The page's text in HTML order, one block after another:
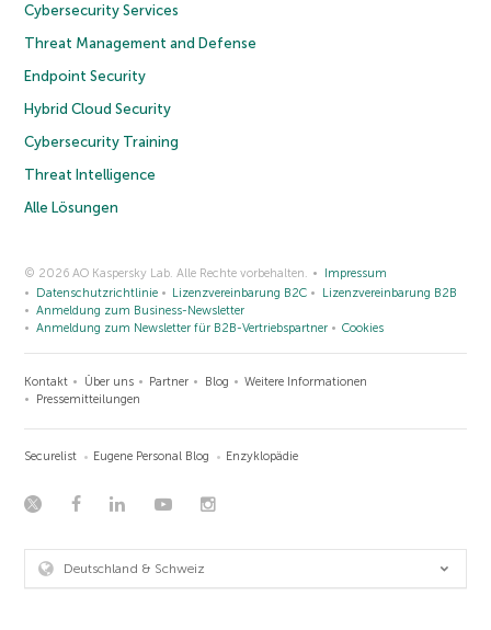
Cybersecurity Services
Threat Management and Defense
Endpoint Security
Hybrid Cloud Security
Cybersecurity Training
Threat Intelligence
Alle Lösungen
© 2026 AO Kaspersky Lab. Alle Rechte vorbehalten.
Impressum
Datenschutzrichtlinie
Lizenzvereinbarung B2C
Lizenzvereinbarung B2B
Anmeldung zum Business-Newsletter
Anmeldung zum Newsletter für B2B-Vertriebspartner
Cookies
Kontakt Über uns Partner Blog
Weitere Informationen
Pressemitteilungen
Securelist Eugene Personal Blog Enzyklopädie
Deutschland & Schweiz